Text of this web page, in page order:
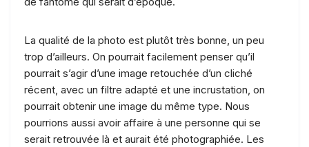
La qualité de la photo est plutôt très bonne, un peu
trop d’ailleurs. On pourrait facilement penser qu’il
pourrait s’agir d’une image retouchée d’un cliché
récent, avec un filtre adapté et une incrustation, on
pourrait obtenir une image du même type. Nous
pourrions aussi avoir affaire à une personne qui se
serait retrouvée là et aurait été photographiée. Les